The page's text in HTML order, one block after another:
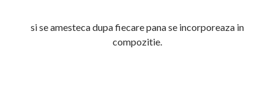
si se amesteca dupa fiecare pana se incorporeaza in
compozitie.